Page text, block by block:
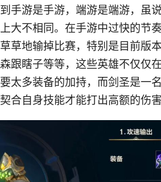
手游是手游，端游是端游，虽
大不相同。在手游中过快的节
草地输掉比赛，特别是目前版
跟瞎子等等，这些英雄不仅仅
太多装备的加持，而剑圣是一
合自身技能才能打出高额的伤害